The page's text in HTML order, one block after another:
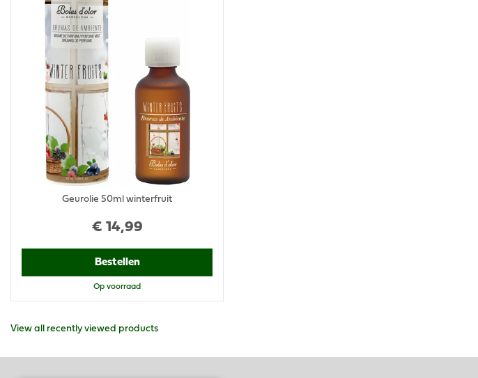
€ 14,99
Geurolie 50ml winterfruit
Bestellen
Op voorraad
View all recently viewed products